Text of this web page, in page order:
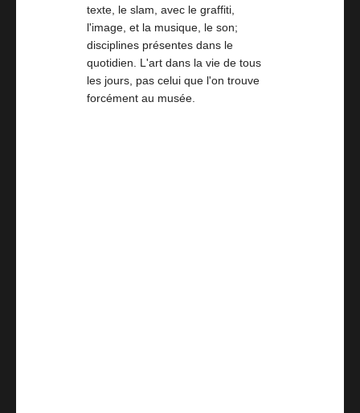
texte, le slam, avec le graffiti,
l'image, et la musique, le son;
disciplines présentes dans le
quotidien. L'art dans la vie de tous
les jours, pas celui que l'on trouve
forcément au musée.